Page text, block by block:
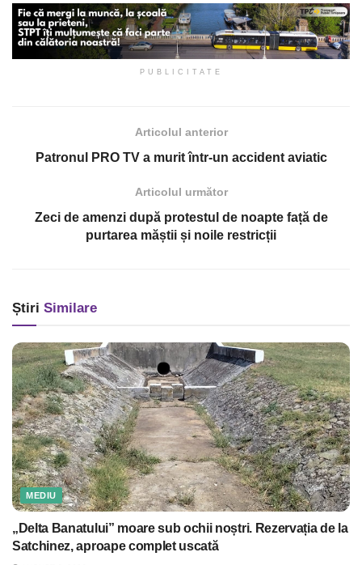
PUBLICITATE
Articolul anterior
Patronul PRO TV a murit într-un accident aviatic
Articolul următor
Zeci de amenzi după protestul de noapte față de
purtarea măștii și noile restricții
Știri Similare
MEDIU
„Delta Banatului” moare sub ochii noștri. Rezervația de la
Satchinez, aproape complet uscată